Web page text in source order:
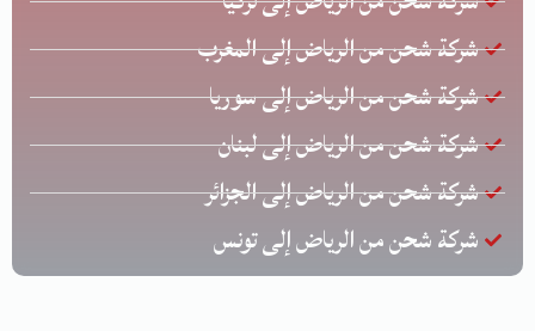
شركة شحن من الرياض إلى المغرب
شركة شحن من الرياض إلى سوريا
شركة شحن من الرياض إلى لبنان
شركة شحن من الرياض إلى الجزائر
شركة شحن من الرياض إلى تونس